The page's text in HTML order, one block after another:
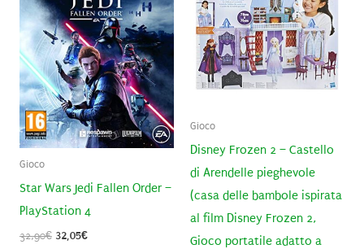
Gioco
Star Wars Jedi Fallen Order –
PlayStation 4
32,90€ Il32,05€Il
Gioco
Disney Frozen 2 – Castello
di Arendelle pieghevole
(casa delle bambole ispirata
al film Disney Frozen 2,
Gioco portatile adatto a